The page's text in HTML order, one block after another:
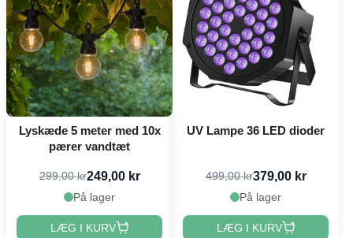
Lyskæde 5 meter med 10x
pærer vandtæt
299,00 kr249,00 kr
På lager
LÆG I KURV
UV Lampe 36 LED dioder
499,00 kr379,00 kr
På lager
LÆG I KURV